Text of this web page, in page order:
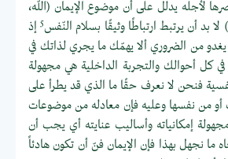
لأجله يدلل على أن موضوع الإيمان (الله،
بد أن يرتبط ارتباطًا وثيقًا بسلام النّفس5إذ
من الضروري ألا يهمّك ما يجري لذاتك في
كل أحوالك والتجربة الداخلية هي مجهولة
فنحن لا نعرف حقًا ما الذي قد يطرأ على
من نفسها وعليه فإن معادله من موضوعات
إمكانياته وأساليب عنايته أي يجب أن
ما نجهل بهذا فإن الإيمان فنّ أن تكون هادئاً